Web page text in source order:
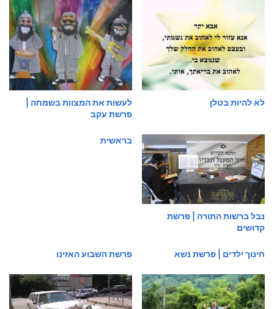
לא להיות בטלן
לעשות את המצוות בשמחה |
פרשת עקב
נבל ברשות התורה | פרשת
קדושים
בראשית
חינוך ילדים | פרשת נשא פרשת השבוע האזינו